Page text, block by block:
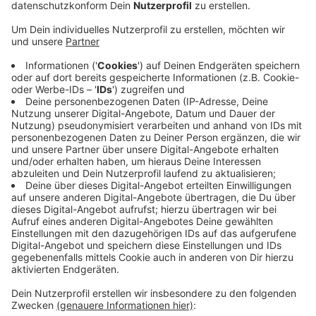
geht es um die Frage, wie Aachen für Familien mit
Kindern attraktiver werden kann. Das haben die
Mitglieder des Bürgerforums am Dienstagabend
Bei dem Thema könne es eine schnelle und
pragmatische Umsetzung geben. Durch kleine, aber
sichtbare Projekte werde man Veränderungen
schneller umsetzen können, heißt es in der
Begründung.
Im nächsten Schritt werden 3.500 Einladungen an
Aachener verschickt. Von den Rückmeldungen werden
dann insgesamt 56 Mitglieder des Bürgerrats 2024
ausgewählt. Am 7. September ist die
Auftaktveranstaltung. Danach folgen weitere Treffen
und ein Gutachten zu erarbeiten.
Anzeige